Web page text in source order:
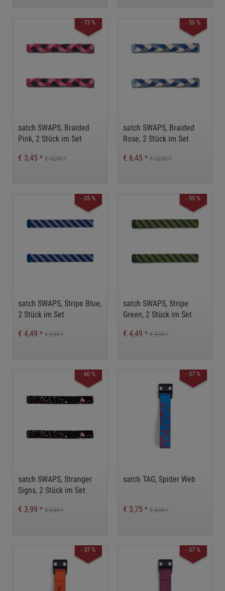
- 73 %
satch SWAPS, Braided
Pink, 2 Stück im Set
€ 3,45 * € 12,99*
- 50 %
satch SWAPS, Braided
Rose, 2 Stück im Set
€ 6,45 * € 12,99*
- 55 %
satch SWAPS, Stripe Blue,
2 Stück im Set
€ 4,49 * € 9,99*
- 55 %
satch SWAPS, Stripe
Green, 2 Stück im Set
€ 4,49 * € 9,99*
- 60 %
satch SWAPS, Stranger
Signs, 2 Stück im Set
€ 3,99 * € 9,99*
- 37 %
satch TAG, Spider Web
€ 3,75 * € 5,99*
- 37 % - 37 %